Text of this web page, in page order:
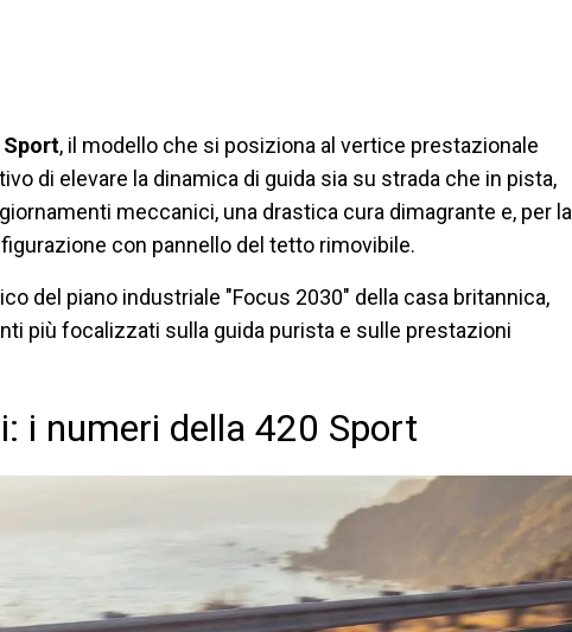
Sport, il modello che si posiziona al vertice prestazionale
di elevare la dinamica di guida sia su strada che in pista,
meccanici, una drastica cura dimagrante e, per la
con pannello del tetto rimovibile.
del piano industriale "Focus 2030" della casa britannica,
più focalizzati sulla guida purista e sulle prestazioni
i numeri della 420 Sport